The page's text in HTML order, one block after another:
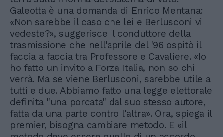
Galeotta è una domanda di Enrico Mentana:
«Non sarebbe il caso che lei e Berlusconi vi
vedeste?», suggerisce il conduttore della
trasmissione che nell'aprile del '96 ospitò il
faccia a faccia tra Professore e Cavaliere. «Io
ho fatto un invito a Forza Italia, non so chi
verrà. Ma se viene Berlusconi, sarebbe utile a
tutti e due. Abbiamo fatto una legge elettorale
definita "una porcata" dal suo stesso autore,
fatta da una parte contro l'altra». Ora, spiega il
premier, bisogna cambiare metodo. E «il